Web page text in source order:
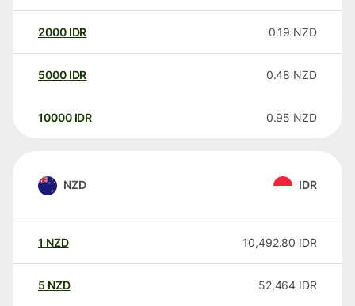
2000 IDR 0.19 NZD
5000 IDR 0.48 NZD
10000 IDR 0.95 NZD
NZD IDR
1 NZD 10,492.80 IDR
5 NZD 52,464 IDR